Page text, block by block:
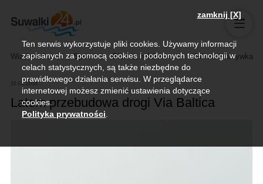
Wiadomości Sport Biznes, rolnictwo Kultura i rozrywka
16.01.2014
Latem przebudowa drogi Via Baltica
zamknij [X]
Ten serwis wykorzystuje pliki cookies. Używamy informacji
zapisanych za pomocą cookies i podobnych technologii w
celach statystycznych, są także niezbędne do
prawidłowego działania serwisu. W przeglądarce
internetowej możesz zmienić ustawienia dotyczące
cookies.
Polityka prywatności